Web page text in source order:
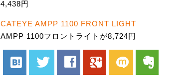
4,438円
CATEYE AMPP 1100 FRONT LIGHT
AMPP 1100フロントライトが8,724円
hatenabookmark twitter facebook google mixi evernote